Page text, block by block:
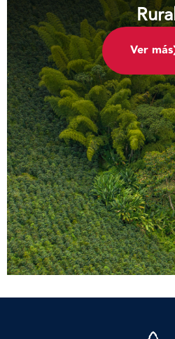
Ver más